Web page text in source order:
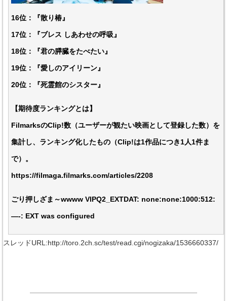
16位：『散り椿』
17位：『ブレス しあわせの呼吸』
18位：『君の膵臓をたべたい』
19位：『愛しのアイリーン』
20位：『死霊館のシスター』
【期待度ランキングとは】
FilmarksのClip!数（ユーザーが観たい映画として登録した数）を
集計し、ランキング化したもの（Clip!は1作品につき1人1件ま
で）。
https://filmaga.filmarks.com/articles/2208
ごり押しざま～wwww VIPQ2_EXTDAT: none:none:1000:512:
—-: EXT was configured
スレッドURL:http://toro.2ch.sc/test/read.cgi/nogizaka/1536660337/